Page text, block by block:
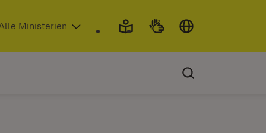
neuem Fenster)
Ministerien